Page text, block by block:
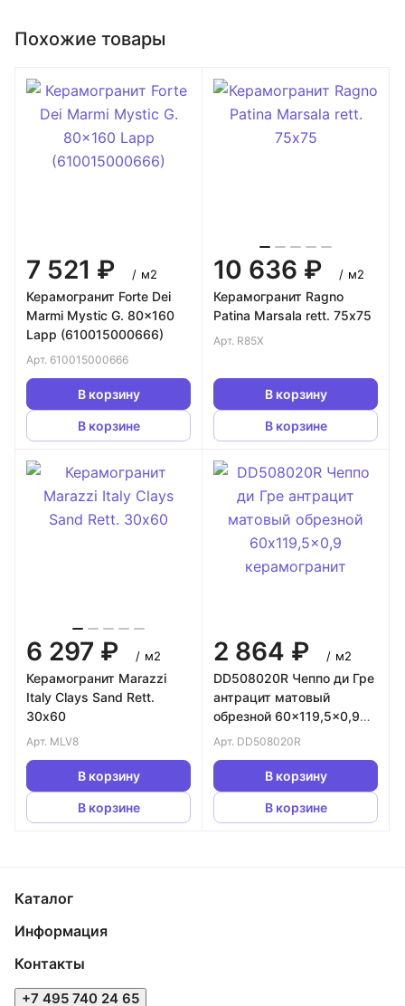
Похожие товары
7 521 ₽ / м2
Керамогранит Forte Dei
Marmi Mystic G. 80x160
Lapp (610015000666)
Арт. 610015000666
В корзину
В корзине
10 636 ₽ / м2
Керамогранит Ragno
Patina Marsala rett. 75х75
Арт. R85X
В корзину
В корзине
6 297 ₽ / м2
Керамогранит Marazzi
Italy Clays Sand Rett.
30х60
Арт. MLV8
В корзину
В корзине
2 864 ₽ / м2
DD508020R Чеппо ди Гре
антрацит матовый
обрезной 60x119,5x0,9
керамогранит
Арт. DD508020R
В корзину
В корзине
Каталог
Информация
Контакты
+7 495 740 24 65